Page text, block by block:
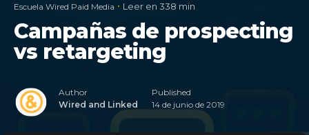
Escuela Wired Paid Media Leer en 338 min
Campañas de prospecting
vs retargeting
Author
Wired and Linked
Published
14 de junio de 2019